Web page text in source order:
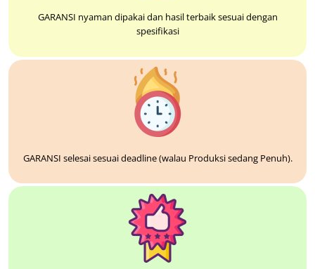
GARANSI nyaman dipakai dan hasil terbaik sesuai dengan
spesifikasi
GARANSI selesai sesuai deadline (walau Produksi sedang Penuh).